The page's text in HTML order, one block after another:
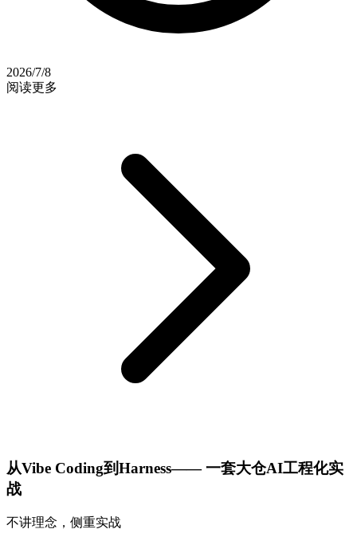
2026/7/8
阅读更多
从Vibe Coding到Harness—— 一套大仓AI工程化实
战
不讲理念，侧重实战